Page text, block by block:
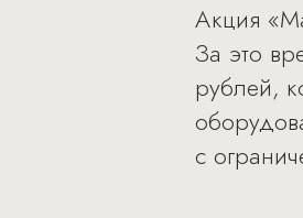
Акция
За это
рублей,
с